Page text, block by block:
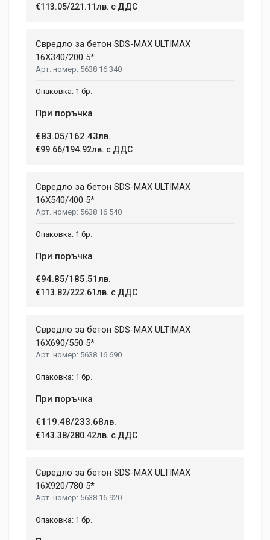
207 mm
2 January, 2018
hendrerit eros laoreet suscipit ultrices.
Write A Review
Your Name
Email Address
Post Your Review
€113.05/221.11лв. с ДДС
Свредло за бетон SDS-MAX ULTIMAX
16X340/200 5*
5638 16 340
1 бр.
При поръчка
€83.05/162.43лв.
€99.66/194.92лв. с ДДС
Свредло за бетон SDS-MAX ULTIMAX
16X540/400 5*
5638 16 540
1 бр.
При поръчка
€94.85/185.51лв.
€113.82/222.61лв. с ДДС
Свредло за бетон SDS-MAX ULTIMAX
16X690/550 5*
5638 16 690
1 бр.
При поръчка
€119.48/233.68лв.
€143.38/280.42лв. с ДДС
Свредло за бетон SDS-MAX ULTIMAX
16X920/780 5*
5638 16 920
1 бр.